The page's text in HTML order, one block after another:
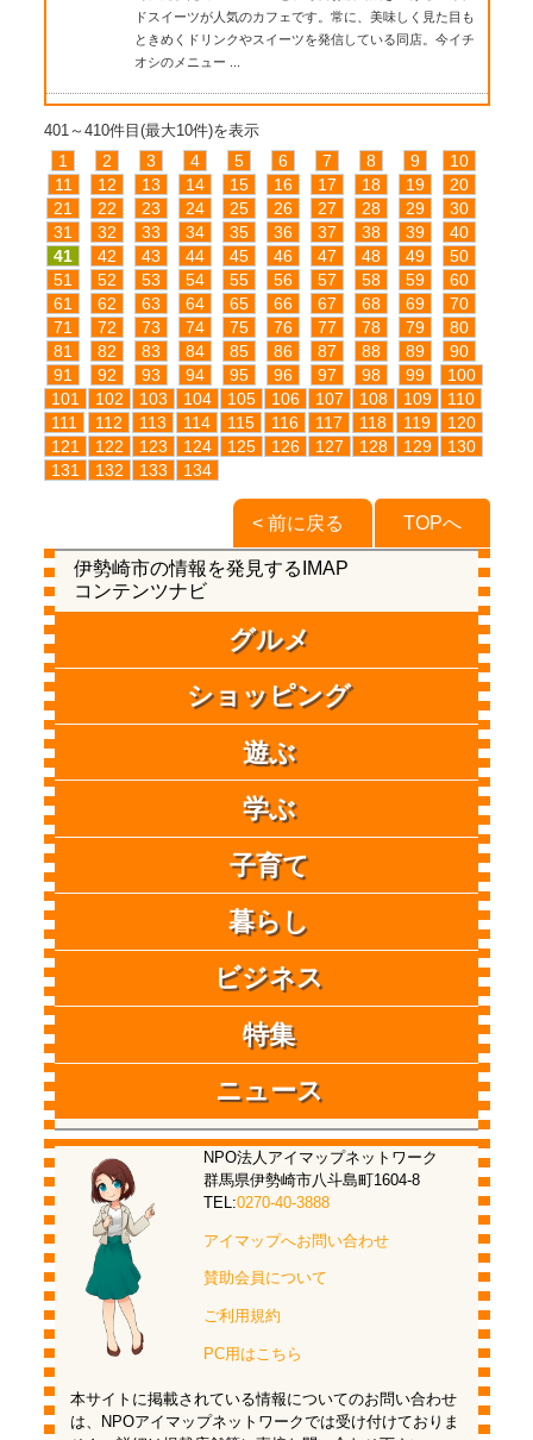
ドスイーツが人気のカフェです。常に、美味しく見た目も
ときめくドリンクやスイーツを発信している同店。今イチ
オシのメニュー ...
401～410件目(最大10件)を表示
1 2 3 4 5 6 7 8 9
10
11
12 13 14 15 16 17 18 19
20
21
22 23 24 25 26 27 28 29
30
31
32 33 34 35 36 37 38 39
40
41
42 43 44 45 46 47 48 49
50
51
52 53 54 55 56 57 58 59
60
61
62 63 64 65 66 67 68 69
70
71
72 73 74 75 76 77 78 79
80
81
82 83 84 85 86 87 88 89
90
91
92 93 94 95 96 97 98 99
100
101
102 103 104 105 106 107 108 109
110
111
112 113 114 115 116 117 118 119
120
121
122 123 124 125 126 127 128 129
130
131
132 133 134
TOPへ
< 前に戻る
伊勢崎市の情報を発見するIMAP
コンテンツナビ
グルメ
ショッピング
遊ぶ
学ぶ
子育て
暮らし
ビジネス
特集
ニュース
NPO法人アイマップネットワーク
群馬県伊勢崎市八斗島町1604-8
TEL:0270-40-3888
アイマップへお問い合わせ
賛助会員について
ご利用規約
PC用はこちら
本サイトに掲載されている情報についてのお問い合わせ
は、NPOアイマップネットワークでは受け付けておりま